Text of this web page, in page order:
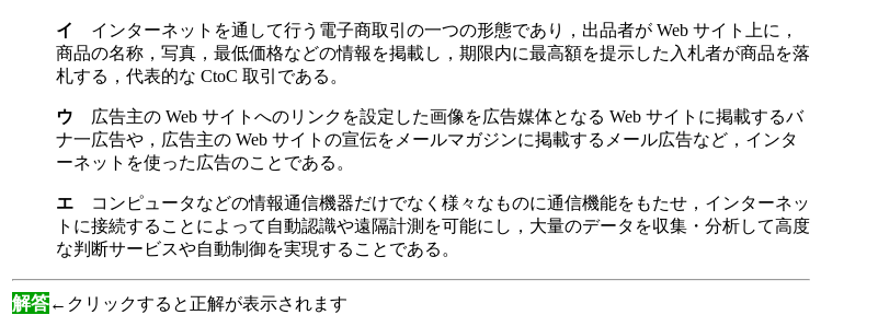
イ インターネットを通して行う電子商取引の一つの形態であり，出品者が Web サイト上に，
商品の名称，写真，最低価格などの情報を掲載し，期限内に最高額を提示した入札者が商品を落
札する，代表的な CtoC 取引である。
ウ
広告主の Web サイトへのリンクを設定した画像を広告媒体となる Web サイトに掲載するバ
ナ一広告や，広告主の Web サイトの宣伝をメールマガジンに掲載するメール広告など，インタ
ーネットを使った広告のことである。
エ
コンピュータなどの情報通信機器だけでなく様々なものに通信機能をもたせ，インターネッ
トに接続することによって自動認識や遠隔計測を可能にし，大量のデータを収集・分析して高度
な判断サービスや自動制御を実現することである。
解答←クリックすると正解が表示されます